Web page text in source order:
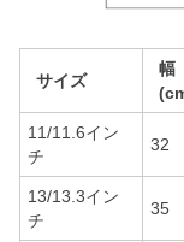
サイズ
幅
11/11.6イン
チ
32
13/13.3イン
チ
35